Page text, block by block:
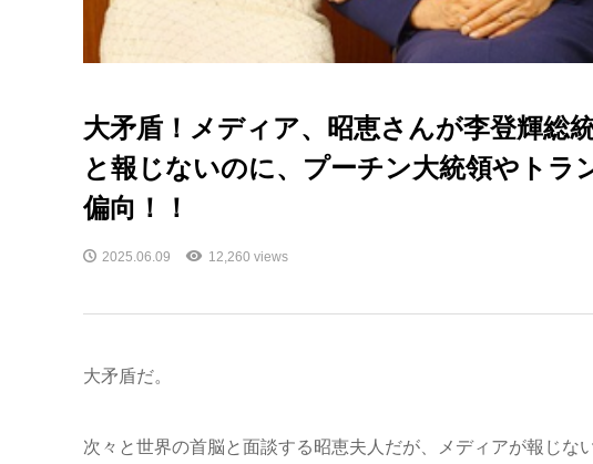
大矛盾！メディア、昭恵さんが李登輝総
と報じないのに、プーチン大統領やトラ
偏向！！
2025.06.09 12,260 views
大矛盾だ。
次々と世界の首脳と面談する昭恵夫人だが、メディアが報じな